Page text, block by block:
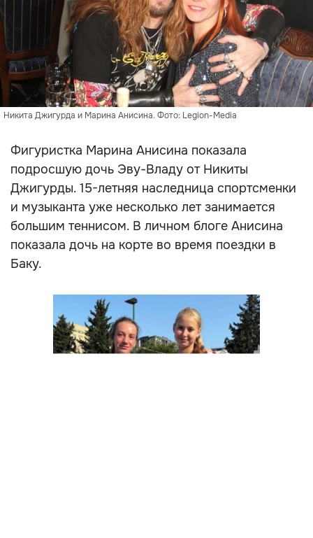
Никита Джигурда и Марина Анисина. Фото: Legion-Media
Фигуристка Марина Анисина показала
подросшую дочь Эву-Владу от Никиты
Джигурды. 15-летняя наследница спортсменки
и музыканта уже несколько лет занимается
большим теннисом. В личном блоге Анисина
показала дочь на корте во время поездки в
Баку.